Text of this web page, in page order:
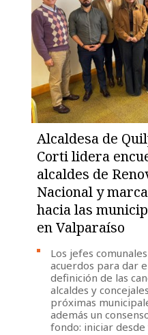
Alcaldesa de
Corti lidera
alcaldes de
Nacional y
hacia las
en Valparaíso
Los jefes
acuerdos para dar
definición de las
alcaldes y
próximas
además un
fondo: iniciar desde